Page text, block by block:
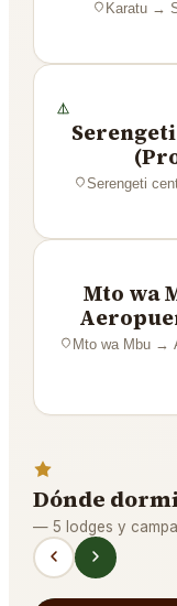
Karatu→
Serengeti
Mto wa
Mto wa Mbu→
Dónde
—5 lodges y